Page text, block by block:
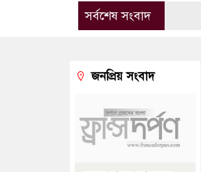
সর্বশেষ সংবাদ
জনপ্রিয় সংবাদ